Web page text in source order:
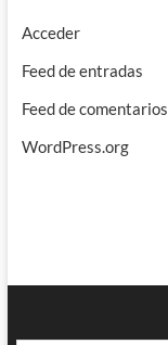
Acceder
Feed de entradas
Feed de comentarios
WordPress.org